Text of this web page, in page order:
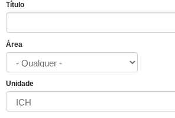
Título
Área
Unidade